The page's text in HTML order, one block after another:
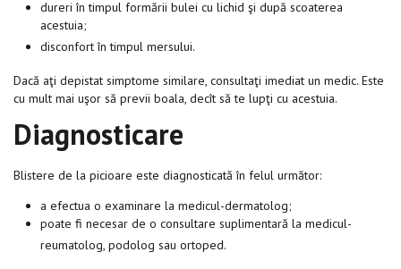
dureri în timpul formării bulei cu lichid şi după scoaterea
acestuia;
disconfort în timpul mersului.
Dacă aţi depistat simptome similare, consultaţi imediat un medic. Este
cu mult mai uşor să previi boala, decît să te lupţi cu acestuia.
Diagnosticare
Blistere de la picioare este diagnosticată în felul următor:
a efectua o examinare la medicul-dermatolog;
poate fi necesar de o consultare suplimentară la medicul-
reumatolog, podolog sau ortoped.